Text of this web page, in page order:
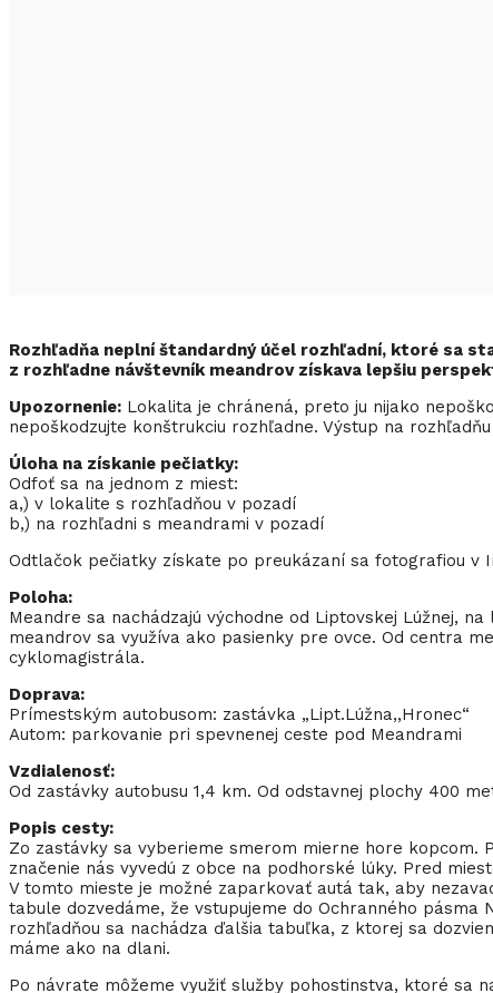
Rozhľadňa neplní štandardný účel rozhľadní, ktoré sa
z rozhľadne návštevník meandrov získava lepšiu
Upozornenie: Lokalita je chránená, preto ju nijako
nepoškodzujte konštrukciu rozhľadne. Výstup na
Úloha na získanie pečiatky:
Odfoť sa na jednom z miest:
a,) v lokalite s rozhľadňou v pozadí
b,) na rozhľadni s meandrami v pozadí
Odtlačok pečiatky získate po preukázaní sa fotografiou v
Poloha:
Meandre sa nachádzajú východne od Liptovskej Lúžnej,
meandrov sa využíva ako pasienky pre ovce. Od centra
cyklomagistrála.
Doprava:
Prímestským autobusom: zastávka „Lipt.Lúžna,,Hronec“
Autom: parkovanie pri spevnenej ceste pod Meandrami
Vzdialenosť:
Od zastávky autobusu 1,4 km. Od odstavnej plochy 400
Popis cesty:
Zo zastávky sa vyberieme smerom mierne hore kopcom.
značenie nás vyvedú z obce na podhorské lúky. Pred
V tomto mieste je možné zaparkovať autá tak, aby
tabule dozvedáme, že vstupujeme do Ochranného
rozhľadňou sa nachádza ďalšia tabuľka, z ktorej sa
máme ako na dlani.
Po návrate môžeme využiť služby pohostinstva, ktoré sa